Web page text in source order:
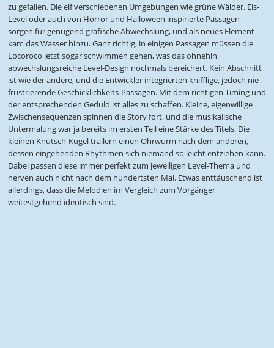
zu gefallen. Die elf verschiedenen Umgebungen wie grüne Wälder, Eis-
Level oder auch von Horror und Halloween inspirierte Passagen
sorgen für genügend grafische Abwechslung, und als neues Element
kam das Wasser hinzu. Ganz richtig, in einigen Passagen müssen die
Locoroco jetzt sogar schwimmen gehen, was das ohnehin
abwechslungsreiche Level-Design nochmals bereichert. Kein Abschnitt
ist wie der andere, und die Entwickler integrierten knifflige, jedoch nie
frustrierende Geschicklichkeits-Passagen. Mit dem richtigen Timing und
der entsprechenden Geduld ist alles zu schaffen. Kleine, eigenwillige
Zwischensequenzen spinnen die Story fort, und die musikalische
Untermalung war ja bereits im ersten Teil eine Stärke des Titels. Die
kleinen Knutsch-Kugel trällern einen Ohrwurm nach dem anderen,
dessen eingehenden Rhythmen sich niemand so leicht entziehen kann.
Dabei passen diese immer perfekt zum jeweiligen Level-Thema und
nerven auch nicht nach dem hundertsten Mal. Etwas enttäuschend ist
allerdings, dass die Melodien im Vergleich zum Vorgänger
weitestgehend identisch sind.